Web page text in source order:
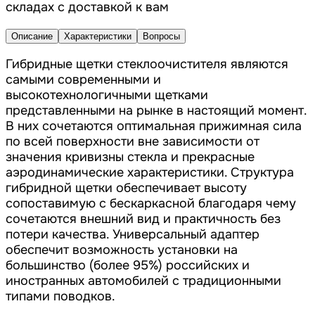
складах с доставкой к вам
Описание Характеристики Вопросы
Гибридные щетки стеклоочистителя являются
самыми современными и
высокотехнологичными щетками
представленными на рынке в настоящий момент.
В них сочетаются оптимальная прижимная сила
по всей поверхности вне зависимости от
значения кривизны стекла и прекрасные
аэродинамические характеристики. Структура
гибридной щетки обеспечивает высоту
сопоставимую с бескаркасной благодаря чему
сочетаются внешний вид и практичность без
потери качества. Универсальный адаптер
обеспечит возможность установки на
большинство (более 95%) российских и
иностранных автомобилей с традиционными
типами поводков.